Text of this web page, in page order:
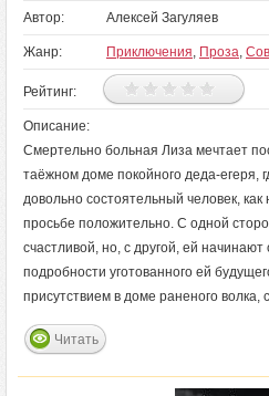
Автор: Алексей Загуляев
Жанр: Приключения, Проза,
Рейтинг:
Описание:
Смертельно больная Лиза мечтает
таёжном доме покойного деда-егеря,
довольно состоятельный человек, как
просьбе положительно. С одной
счастливой, но, с другой, ей
подробности уготованного ей
присутствием в доме раненого волка,
Читать